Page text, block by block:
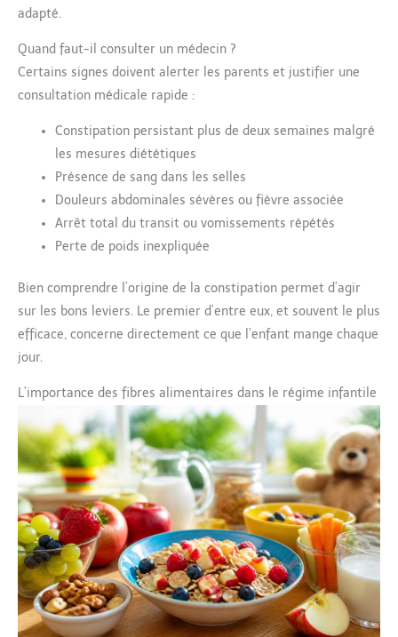
adapté.
Quand faut-il consulter un médecin ?
Certains signes doivent alerter les parents et justifier une
consultation médicale rapide :
Constipation persistant plus de deux semaines malgré
les mesures diététiques
Présence de sang dans les selles
Douleurs abdominales sévères ou fièvre associée
Arrêt total du transit ou vomissements répétés
Perte de poids inexpliquée
Bien comprendre l’origine de la constipation permet d’agir
sur les bons leviers. Le premier d’entre eux, et souvent le plus
efficace, concerne directement ce que l’enfant mange chaque
jour.
L’importance des fibres alimentaires dans le régime infantile